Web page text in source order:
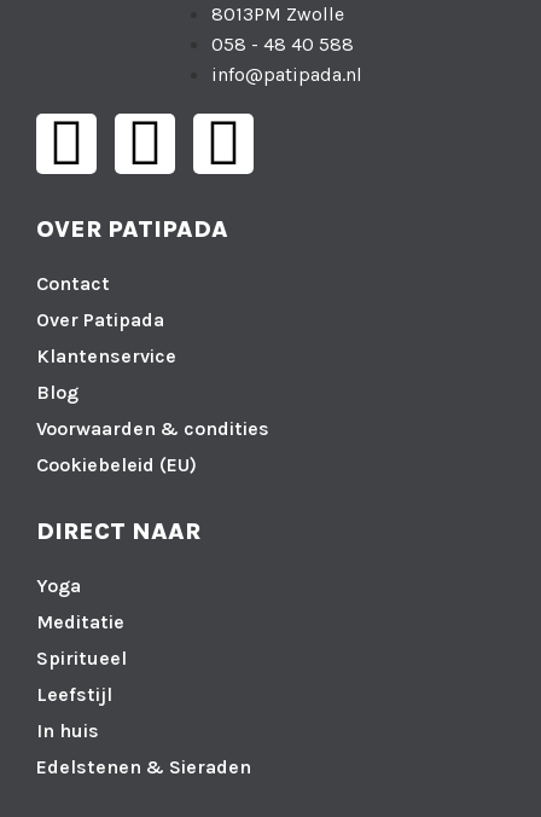
8013PM Zwolle
058 - 48 40 588
info@patipada.nl
OVER PATIPADA
Contact
Over Patipada
Klantenservice
Blog
Voorwaarden & condities
Cookiebeleid (EU)
DIRECT NAAR
Yoga
Meditatie
Spiritueel
Leefstijl
In huis
Edelstenen & Sieraden